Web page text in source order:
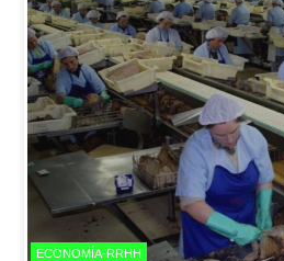
ECONOMÍA-RRHH